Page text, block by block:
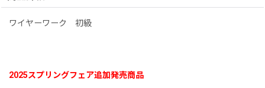
ワイヤーワーク 初級
2025スプリングフェア追加発売商品